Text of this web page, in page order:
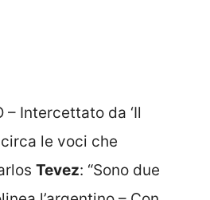
– Intercettato da ‘Il
le voci che
Tevez: “Sono due